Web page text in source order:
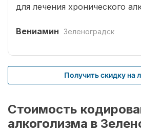
для лечения хронического
сроком на три года.
лечение. Врачом
несколько начальных
для меня. Я завязал с
конечно не обошлось.). На
состою. И вот срок
но я пить не хочу совсем. Я
Вениамин Зеленоградск
Получить скидку на
Стоимость
алкоголизма в